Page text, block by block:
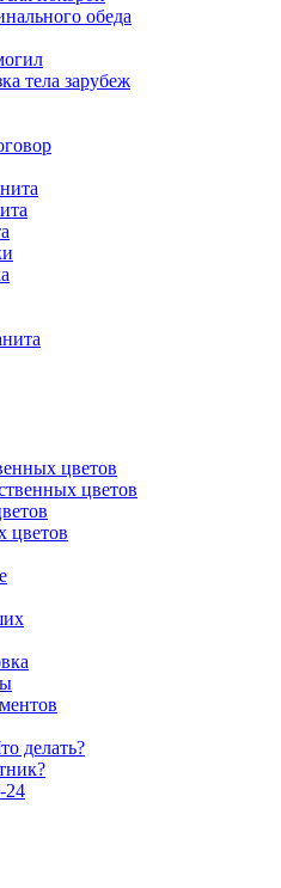
обеда
тела зарубеж
цветов
цветов
цветов
делать?
24